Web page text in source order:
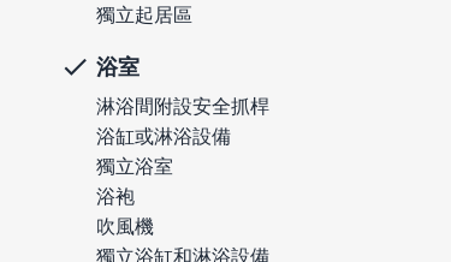
獨立起居區
浴室
淋浴間附設安全抓桿
浴缸或淋浴設備
獨立浴室
浴袍
吹風機
獨立浴缸和淋浴設備